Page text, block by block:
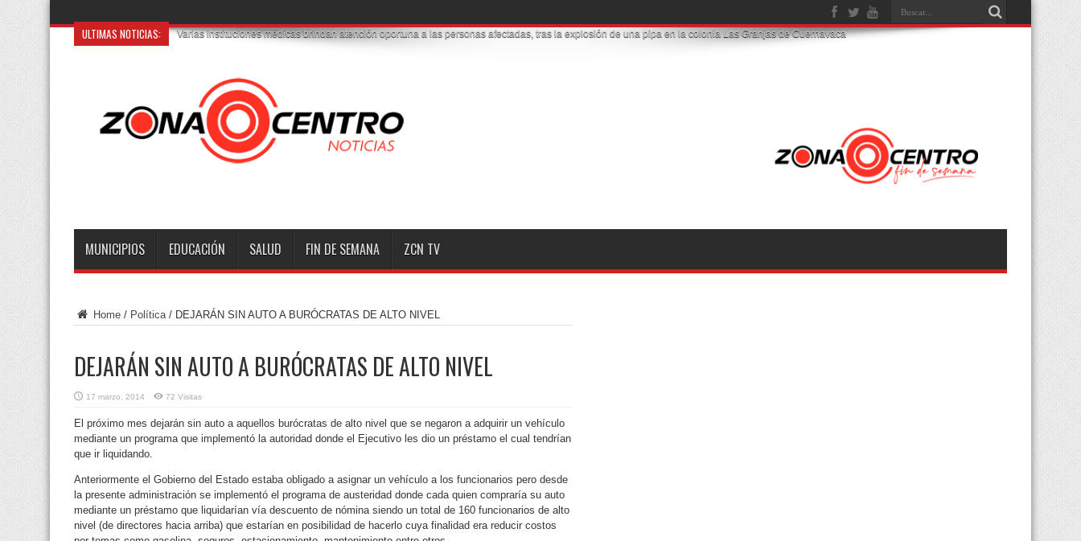
ULTIMAS NOTICIAS: Varias instituciones médicas brindan atención oportuna a las personas afectadas, tras la explosión de una pipa en la colonia Las Granjas de Cuernavaca
MUNICIPIOS EDUCACIÓN SALUD FIN DE SEMANA ZCN TV
Home / Política / DEJARÁN SIN AUTO A BURÓCRATAS DE ALTO NIVEL
DEJARÁN SIN AUTO A BURÓCRATAS DE ALTO NIVEL
17 marzo, 2014 72 Visitas
El próximo mes dejarán sin auto a aquellos burócratas de alto nivel que se negaron a adquirir un vehículo
mediante un programa que implementó la autoridad donde el Ejecutivo les dio un préstamo el cual tendrían
que ir liquidando.
Anteriormente el Gobierno del Estado estaba obligado a asignar un vehículo a los funcionarios pero desde
la presente administración se implementó el programa de austeridad donde cada quien compraría su auto
mediante un préstamo que liquidarían vía descuento de nómina siendo un total de 160 funcionarios de alto
nivel (de directores hacia arriba) que estarían en posibilidad de hacerlo cuya finalidad era reducir costos